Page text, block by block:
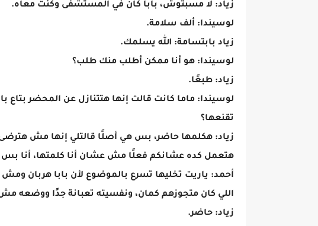
زياد: لا مسبتوش، بابا كان في المستشفى وكنت معاه.
لوسيندا: ألف سلامة.
زياد بابتسامة: الله يسلمك.
لوسيندا: هو أنا ممكن أطلب منك طلب؟
زياد: طبعًا.
لوسيندا: ماما كانت قالت إنها هتتنازل عن المحضر
تقنعها؟
زياد: هكلمها حاضر، بس هي أصلًا قالتلي إنها مش
هتعمل كده عشانكم فعلًا مش عشان أنا كلمتها، أنا بس
أحمد: ياريت تخليها تسرع بالموضوع لأن بابا هربان
اللي كان متجوزهم كمان، ونفسيته تعبانة جدًا ووضعه
زياد: حاضر.